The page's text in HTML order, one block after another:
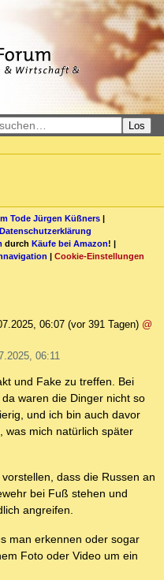
Los
Tode Jürgen Küßners |
Datenschutzerklärung
durch Käufe bei Amazon! |
| Cookie-Einstellungen
06:07 (vor 391 Tagen) @
06:11
und Fake zu treffen. Bei
waren die Dinger nicht so
und ich bin auch davor
was mich natürlich später
dass die Russen an
bei Fuß stehen und
angreifen.
man erkennen oder sogar
Foto oder Video um ein